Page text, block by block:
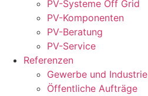
PV-Systeme Off Grid
PV-Komponenten
PV-Beratung
PV-Service
Referenzen
Gewerbe und Industrie
Öffentliche Aufträge